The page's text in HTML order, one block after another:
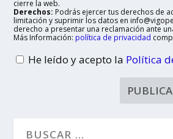
cierre la web.
Derechos: Podrás ejercer tus derechos de
limitación y suprimir los datos en
derecho a presentar una reclamación ante
Más Información: política de privacidad
He leído y acepto la Política